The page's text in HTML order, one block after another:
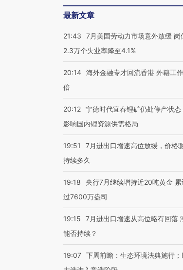
最新文章
21:43
7月美国劳动力市场意外放缓 岗
2.3万个失业率降至4.1%
20:14 海外金融专才回流香港 外籍工
倍
20:12 宁德时代宜春锂矿仍处停产状态
影响国内锂资源供需格局
19:51
7月进出口增速高位放缓，价格
持续多久
19:18
央行7月继续增持近20吨黄金 累
过7600万盎司
19:15
7月进出口增速从高位略有回落
能否持续？
19:07 下周前瞻：生态环境法典施行